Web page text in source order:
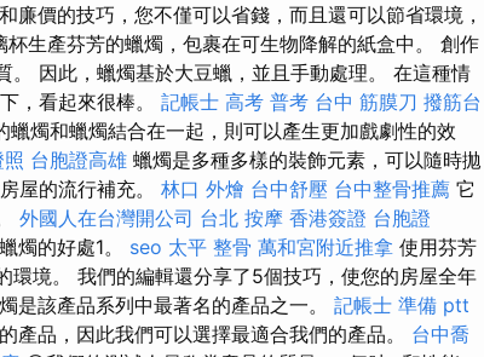
廉價的技巧，您不僅可以省錢，而且還可以節省環境，
生產芬芳的蠟燭，包裹在可生物降解的紙盒中。 創作
因此，蠟燭基於大豆蠟，並且手動處理。 在這種情
，看起來很棒。 記帳士 高考 普考 台中 筋膜刀 撥筋台
蠟燭和蠟燭結合在一起，則可以產生更加戲劇性的效
台胞證高雄 蠟燭是多種多樣的裝飾元素，可以隨時拋
屋的流行補充。 林口 外燴 台中舒壓 台中整骨推薦 它
外國人在台灣開公司 台北 按摩 香港簽證 台胞證
燭的好處1。 seo 太平 整骨 萬和宮附近推拿 使用芬芳
境。 我們的編輯還分享了5個技巧，使您的房屋全年
是該產品系列中最著名的產品之一。 記帳士 準備 ptt
產品，因此我們可以選擇最適合我們的產品。 台中喬